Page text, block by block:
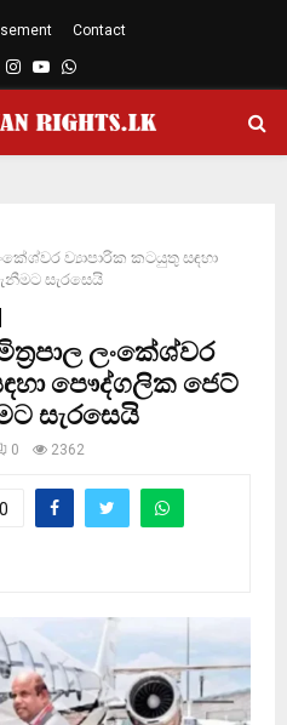
Contact
Instagram
YoutubeWhatsapp
ව්‍යාපාරික කටයුතු සඳහා
සැරසෙයි
ලංකේශ්වර
පෞද්ගලික ජෙට්
සැරසෙයි
0 2362
0